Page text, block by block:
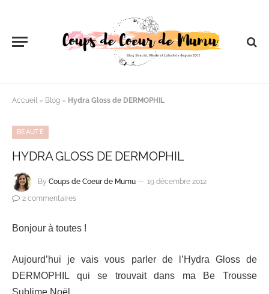
Accueil » Blog » Hydra Gloss de DERMOPHIL
BEAUTÉ
HYDRA GLOSS DE DERMOPHIL
By Coups de Coeur de Mumu
19 décembre 2012
2 commentaires
Bonjour à toutes !
Aujourd’hui je vais vous parler de l’Hydra Gloss de
DERMOPHIL qui se trouvait dans ma Be Trousse
Sublime Noël.